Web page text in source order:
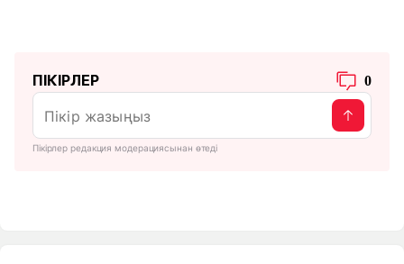
ПІКІРЛЕР 0
Пікірлер редакция модерациясынан өтеді